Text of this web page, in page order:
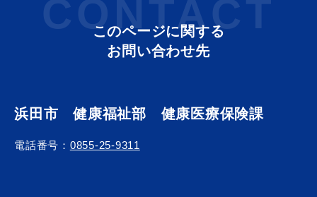
浜田市観光協会ポータルサイト「はまナビ」
CONTACT
このページに関する
お問い合わせ先
浜田市 健康福祉部 健康医療保険課
電話番号： 0855-25-9311